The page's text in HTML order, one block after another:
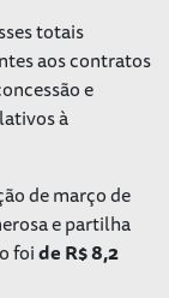
totais
aos contratos
e
à
de março de
e partilha
foide R$ 8,2